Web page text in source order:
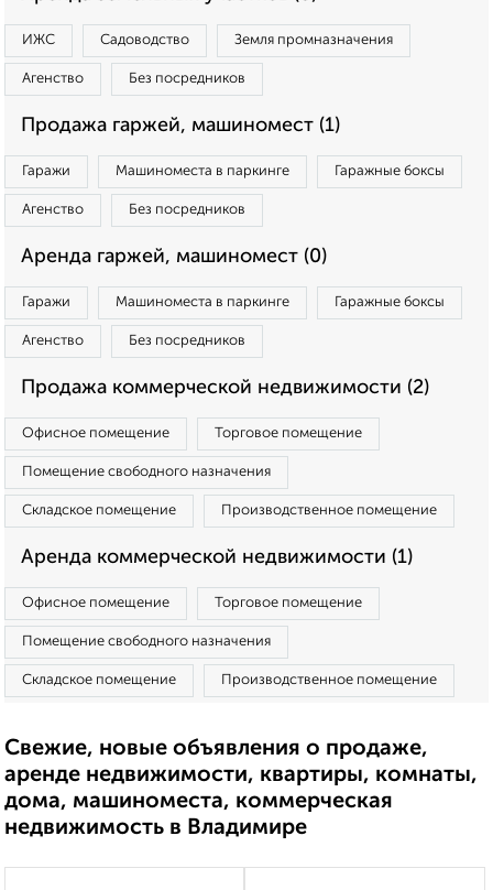
ИЖС Садоводство Земля промназначения
Агенство Без посредников
Продажа гаржей, машиномест (1)
Гаражи Машиноместа в паркинге Гаражные боксы
Агенство Без посредников
Аренда гаржей, машиномест (0)
Гаражи Машиноместа в паркинге Гаражные боксы
Агенство Без посредников
Продажа коммерческой недвижимости (2)
Офисное помещение Торговое помещение
Помещение свободного назначения
Складское помещение Производственное помещение
Аренда коммерческой недвижимости (1)
Офисное помещение Торговое помещение
Помещение свободного назначения
Складское помещение Производственное помещение
Свежие, новые объявления о продаже,
аренде недвижимости, квартиры, комнаты,
дома, машиноместа, коммерческая
недвижимость в Владимире